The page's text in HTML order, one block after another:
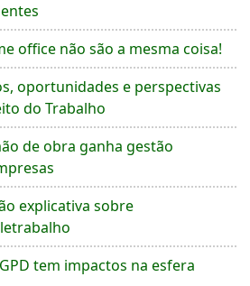
office não são a mesma coisa!
oportunidades e perspectivas
do Trabalho
de obra ganha gestão
explicativa sobre
tem impactos na esfera